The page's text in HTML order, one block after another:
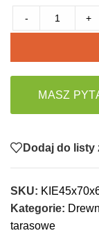
- +
MASZ
Dodaj do listy
SKU:
Kategorie:
tarasowe